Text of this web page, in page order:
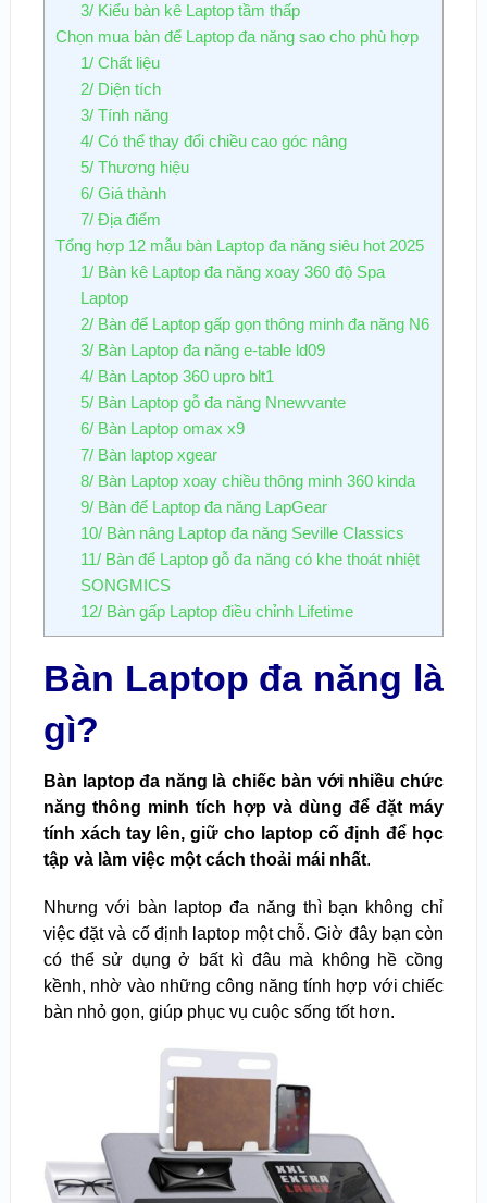
3/ Kiểu bàn kê Laptop tầm thấp
Chọn mua bàn để Laptop đa năng sao cho phù hợp
1/ Chất liệu
2/ Diện tích
3/ Tính năng
4/ Có thể thay đổi chiều cao góc nâng
5/ Thương hiệu
6/ Giá thành
7/ Địa điểm
Tổng hợp 12 mẫu bàn Laptop đa năng siêu hot 2025
1/ Bàn kê Laptop đa năng xoay 360 độ Spa
Laptop
2/ Bàn để Laptop gấp gọn thông minh đa năng N6
3/ Bàn Laptop đa năng e-table ld09
4/ Bàn Laptop 360 upro blt1
5/ Bàn Laptop gỗ đa năng Nnewvante
6/ Bàn Laptop omax x9
7/ Bàn laptop xgear
8/ Bàn Laptop xoay chiều thông minh 360 kinda
9/ Bàn để Laptop đa năng LapGear
10/ Bàn nâng Laptop đa năng Seville Classics
11/ Bàn để Laptop gỗ đa năng có khe thoát nhiệt
SONGMICS
12/ Bàn gấp Laptop điều chỉnh Lifetime
Bàn Laptop đa năng là
gì?
Bàn laptop đa năng là chiếc bàn với nhiều chức
năng thông minh tích hợp và dùng để đặt máy
tính xách tay lên, giữ cho laptop cố định để học
tập và làm việc một cách thoải mái nhất.
Nhưng với bàn laptop đa năng thì bạn không chỉ
việc đặt và cố định laptop một chỗ. Giờ đây bạn còn
có thể sử dụng ở bất kì đâu mà không hề cồng
kềnh, nhờ vào những công năng tính hợp với chiếc
bàn nhỏ gọn, giúp phục vụ cuộc sống tốt hơn.